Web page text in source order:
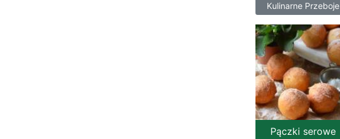
Kulinarne Przeboje
Pączki serowe